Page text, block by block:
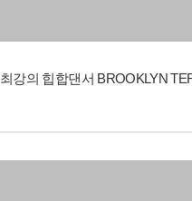
최강의 힙합댄서 BROOKLYN